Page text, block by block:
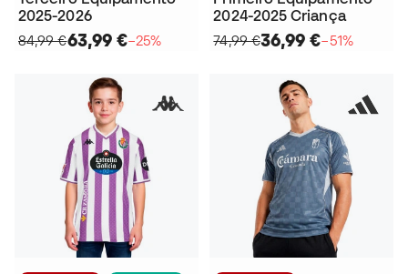
2025-2026
84,99 €63,99 €−25%
2024-2025 Criança
74,99 €36,99 €−51%